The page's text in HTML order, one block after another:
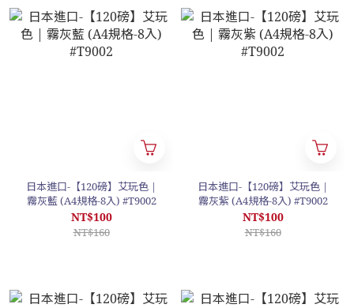
日本進口-【120磅】艾玩色 |
霧灰藍 (A4規格-8入) #T9002
NT$100
NT$160
日本進口-【120磅】艾玩色 |
霧灰紫 (A4規格-8入) #T9002
NT$100
NT$160